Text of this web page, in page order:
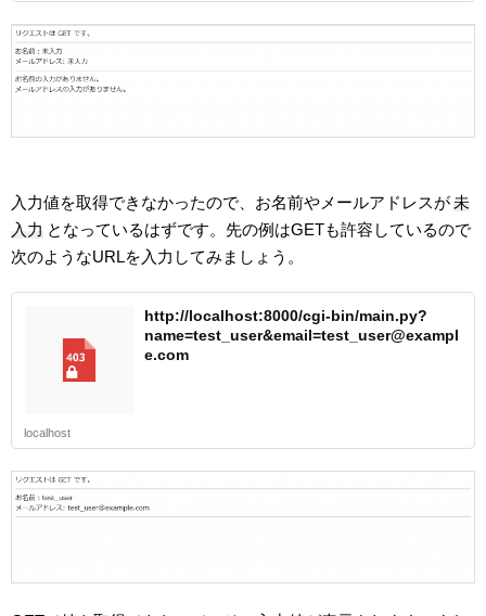
入力値を取得できなかったので、お名前やメールアドレスが未
入力 となっているはずです。先の例はGETも許容しているので
次のようなURLを入力してみましょう。
http://localhost:8000/cgi-bin/main.py?
name=test_user&email=test_user@exampl
e.com
localhost